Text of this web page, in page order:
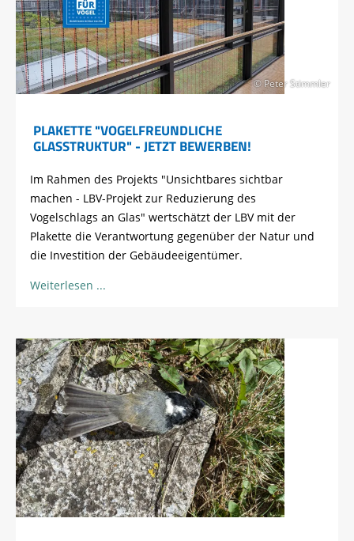
© Peter Stimmler
PLAKETTE "VOGELFREUNDLICHE
GLASSTRUKTUR" - JETZT BEWERBEN!
Im Rahmen des Projekts "Unsichtbares sichtbar
machen - LBV-Projekt zur Reduzierung des
Vogelschlags an Glas" wertschätzt der LBV mit der
Plakette die Verantwortung gegenüber der Natur und
die Investition der Gebäudeeigentümer.
Weiterlesen